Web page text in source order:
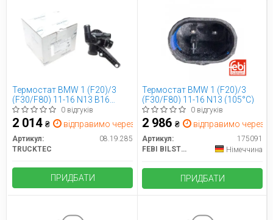
Термостат BMW 1 (F20)/3
(F30/F80) 11-16 N13 B16
(105°C)
0 відгуків
2 014 ₴ відправимо через 2 дн.
Артикул:
08.19.285
TRUCKTEC
ПРИДБАТИ
Термостат BMW 1 (F20)/3
(F30/F80) 11-16 N13 (105°C)
0 відгуків
2 986 ₴ відправимо через 2
Артикул:
175091
FEBI BILSTEIN
Німеччина
ПРИДБАТИ